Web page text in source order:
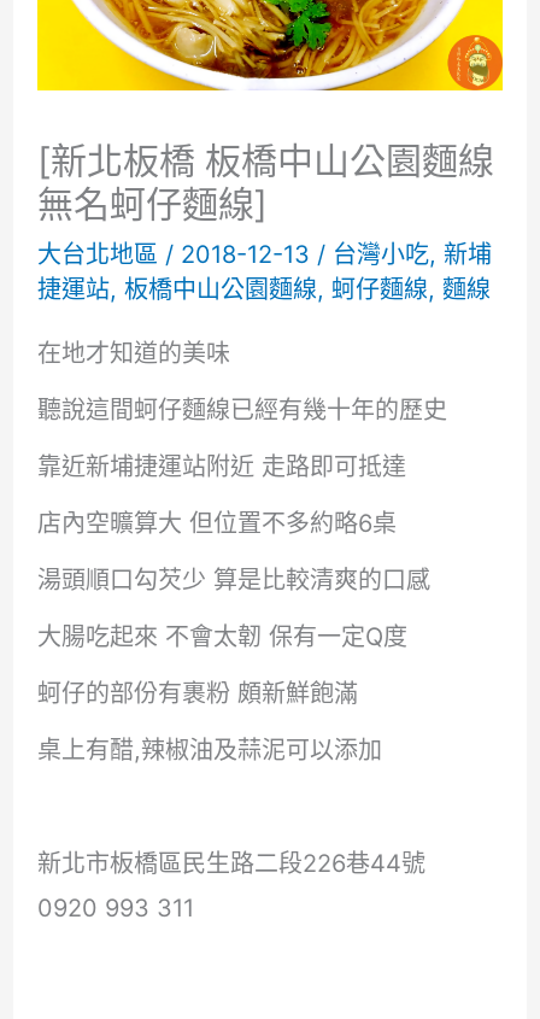
[新北板橋 板橋中山公園麵線
無名蚵仔麵線]
大台北地區 / 2018-12-13 / 台灣小吃, 新埔
捷運站, 板橋中山公園麵線, 蚵仔麵線, 麵線
在地才知道的美味
聽說這間蚵仔麵線已經有幾十年的歷史
靠近新埔捷運站附近 走路即可抵達
店內空曠算大 但位置不多約略6桌
湯頭順口勾芡少 算是比較清爽的口感
大腸吃起來 不會太韌 保有一定Q度
蚵仔的部份有裹粉 頗新鮮飽滿
桌上有醋,辣椒油及蒜泥可以添加
新北市板橋區民生路二段226巷44號
0920 993 311